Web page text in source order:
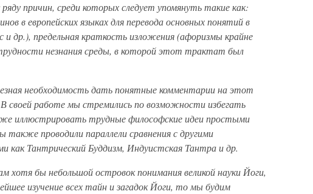
причин, среди которых следует упомянуть такие как:
в европейских языках для перевода основных понятий в
и др.), предельная краткость изложения (афоризмы крайне
незнания среды, в которой этот трактат был
необходимость дать понятные комментарии на этот
своей работе мы стремились по возможности избегать
иллюстрировать трудные философские идеи простыми
проводили параллели сравнения с другими
как Тантрический Буддизм, Индуистская Тантра и др.
хотя бы небольшой островок понимания великой науки Йоги,
изучение всех тайн и загадок Йоги, то мы будим